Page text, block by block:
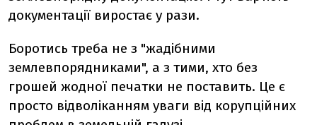
документації виростає у рази.
Боротись треба не з "жадібними
землевпорядниками", а з тими, хто без
грошей жодної печатки не поставить. Це є
просто відволіканням уваги від корупційних